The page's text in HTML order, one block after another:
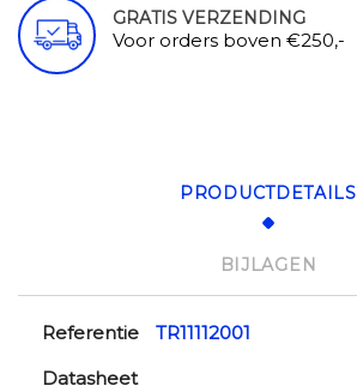
GRATIS VERZENDING
Voor orders boven €250,-
PRODUCTDETAILS
BIJLAGEN
Referentie
TR11112001
Datasheet